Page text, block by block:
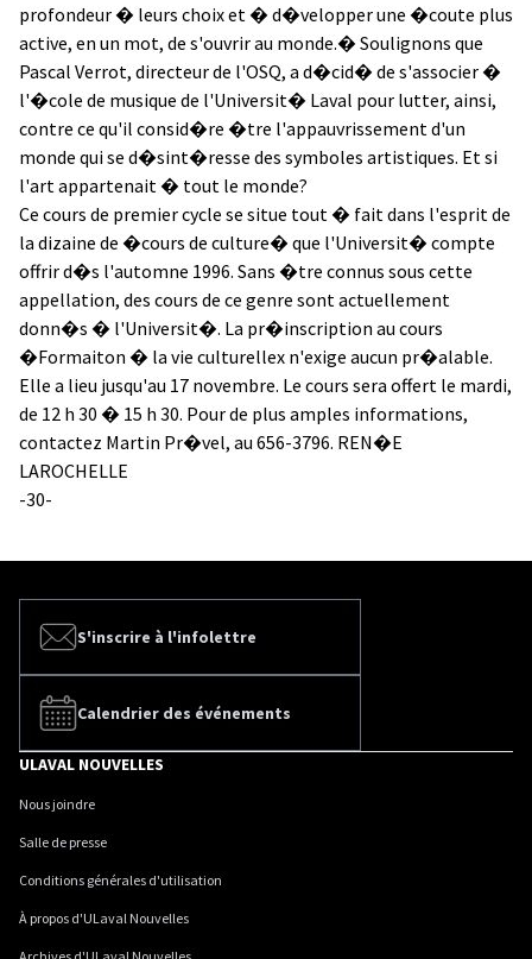
profondeur � leurs choix et � d�velopper une �coute plus
active, en un mot, de s'ouvrir au monde.� Soulignons que
Pascal Verrot, directeur de l'OSQ, a d�cid� de s'associer �
l'�cole de musique de l'Universit� Laval pour lutter, ainsi,
contre ce qu'il consid�re �tre l'appauvrissement d'un
monde qui se d�sint�resse des symboles artistiques. Et si
l'art appartenait � tout le monde?
Ce cours de premier cycle se situe tout � fait dans l'esprit de
la dizaine de �cours de culture� que l'Universit� compte
offrir d�s l'automne 1996. Sans �tre connus sous cette
appellation, des cours de ce genre sont actuellement
donn�s � l'Universit�. La pr�inscription au cours
�Formaiton � la vie culturellex n'exige aucun pr�alable.
Elle a lieu jusqu'au 17 novembre. Le cours sera offert le mardi,
de 12 h 30 � 15 h 30. Pour de plus amples informations,
contactez Martin Pr�vel, au 656-3796. REN�E
LAROCHELLE
-30-
S'inscrire à l'infolettre
Calendrier des événements
ULAVAL NOUVELLES
Nous joindre
Salle de presse
Conditions générales d'utilisation
À propos d'ULaval Nouvelles